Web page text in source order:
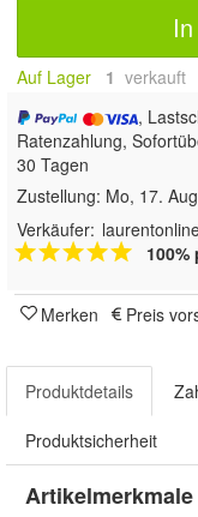
Auf Lager 1 verkauft
,
Ratenzahlung,
30 Tagen
Zustellung: Mo, 17.
Verkäufer:
Merken Preis
Produktdetails
Produktsicherheit
Artikelmerkmale